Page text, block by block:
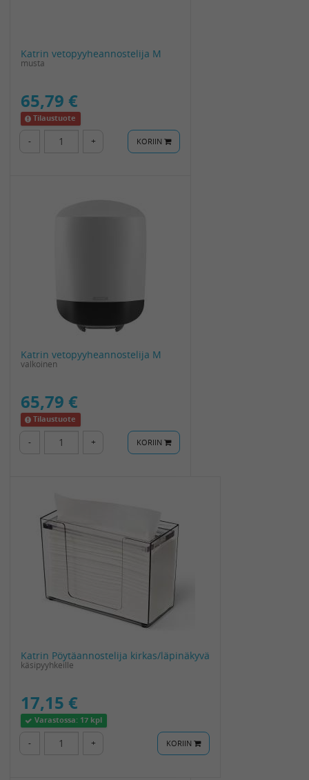
Katrin vetopyyheannostelija M
musta
65,79 €
Tilaustuote
- + KORIIN
Katrin vetopyyheannostelija M
valkoinen
65,79 €
Tilaustuote
- + KORIIN
Katrin Pöytäannostelija kirkas/läpinäkyvä
käsipyyhkeille
17,15 €
Varastossa: 17 kpl
- + KORIIN